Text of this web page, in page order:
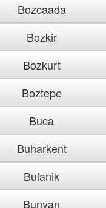
Bozcaada
Bozkir
Bozkurt
Boztepe
Buca
Buharkent
Bulanik
Bunyan